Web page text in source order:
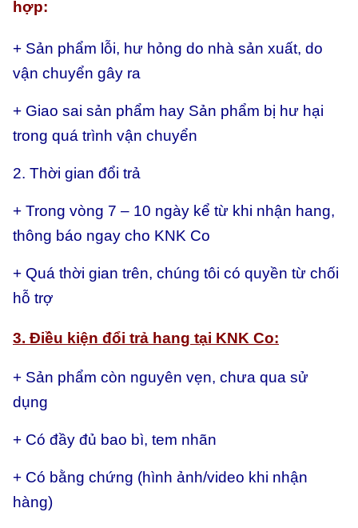
hợp:
+ Sản phẩm lỗi, hư hỏng do nhà sản xuất, do
vận chuyển gây ra
+ Giao sai sản phẩm hay Sản phẩm bị hư hại
trong quá trình vận chuyển
2. Thời gian đổi trả
+ Trong vòng 7 – 10 ngày kể từ khi nhận hang,
thông báo ngay cho KNK Co
+ Quá thời gian trên, chúng tôi có quyền từ chối
hỗ trợ
3. Điều kiện đổi trả hang tại KNK Co:
+ Sản phẩm còn nguyên vẹn, chưa qua sử
dụng
+ Có đầy đủ bao bì, tem nhãn
+ Có bằng chứng (hình ảnh/video khi nhận
hàng)